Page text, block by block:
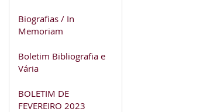
Biografias / In
Memoriam
Boletim Bibliografia e
Vária
BOLETIM DE
FEVEREIRO 2023